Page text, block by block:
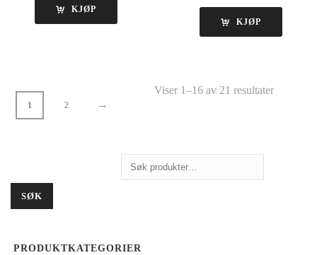
KJØP
KJØP
1 2 →
Viser 1–16 av 21 resultater
Søk
etter:
SØK
PRODUKTKATEGORIER